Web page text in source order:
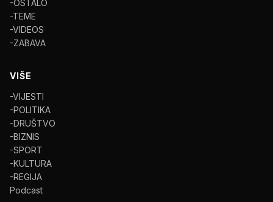
-OSTALO
-TEME
-VIDEOS
-ZABAVA
VIŠE
-VIJESTI
-POLITIKA
-DRUŠTVO
-BIZNIS
-SPORT
-KULTURA
-REGIJA
Podcast